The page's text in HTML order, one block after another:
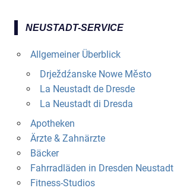
NEUSTADT-SERVICE
Allgemeiner Überblick
Drježdźanske Nowe Město
La Neustadt de Dresde
La Neustadt di Dresda
Apotheken
Ärzte & Zahnärzte
Bäcker
Fahrradläden in Dresden Neustadt
Fitness-Studios